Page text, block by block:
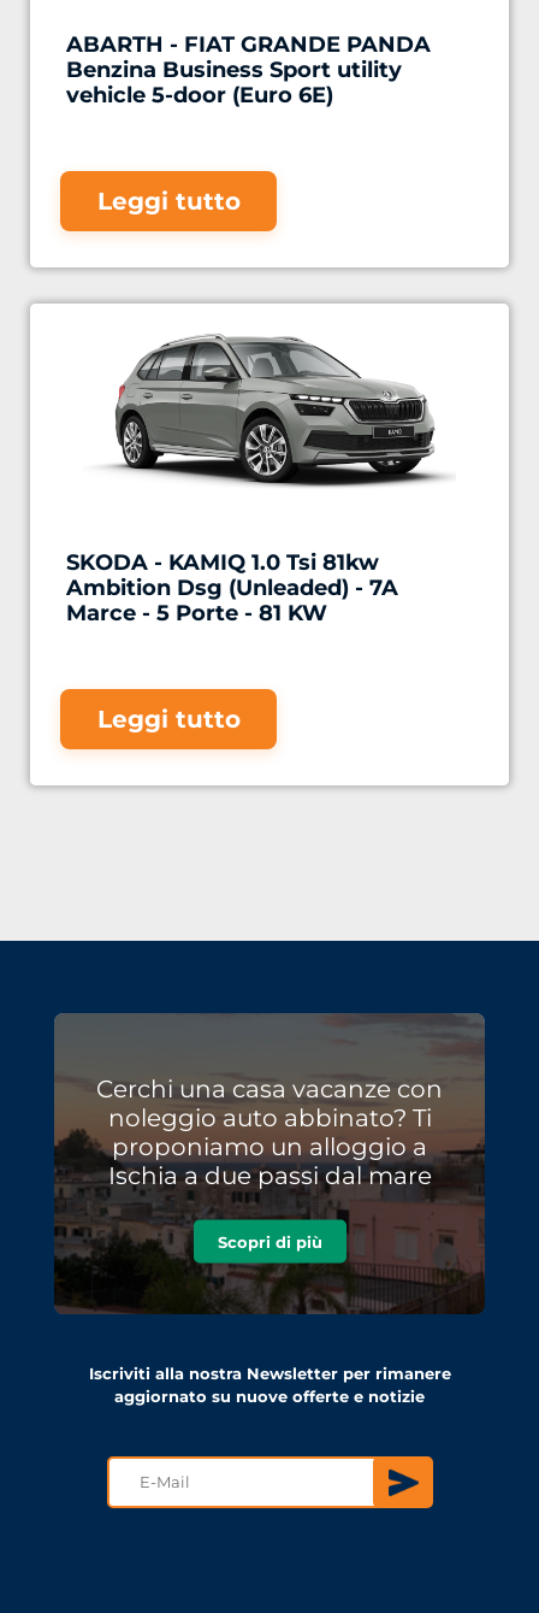
ABARTH - FIAT GRANDE PANDA
Benzina Business Sport utility
vehicle 5-door (Euro 6E)
Leggi tutto
SKODA - KAMIQ 1.0 Tsi 81kw
Ambition Dsg (Unleaded) - 7A
Marce - 5 Porte - 81 KW
Leggi tutto
Cerchi una casa vacanze con
noleggio auto abbinato? Ti
proponiamo un alloggio a
Ischia a due passi dal mare
Scopri di più
Iscriviti alla nostra Newsletter per rimanere
aggiornato su nuove offerte e notizie